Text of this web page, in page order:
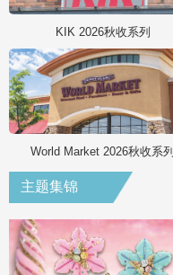
KIK 2026秋收系列
World Market 2026秋收系列
主题集锦